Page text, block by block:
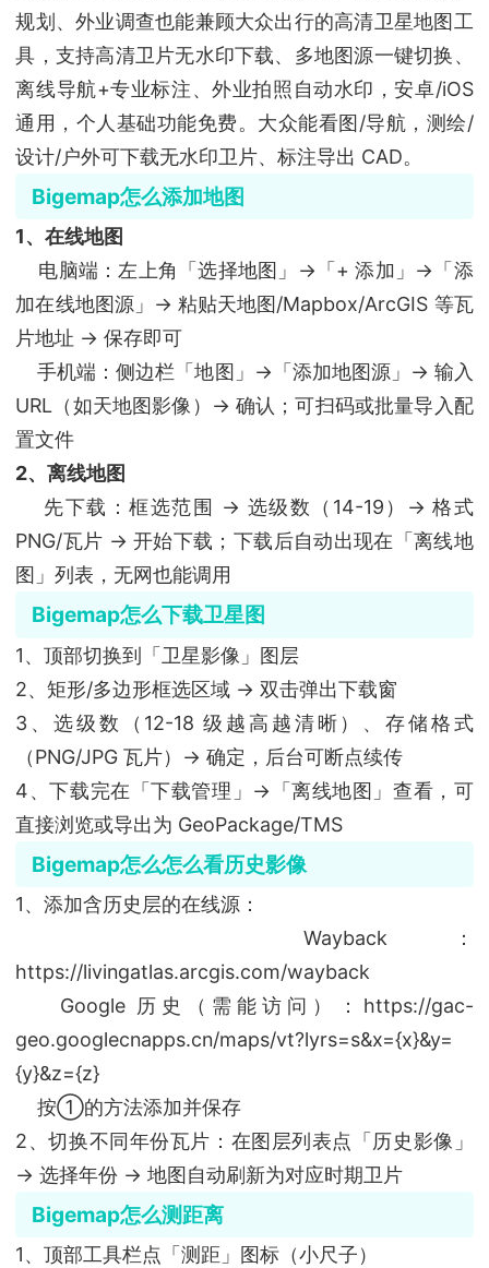
规划、外业调查也能兼顾大众出行的高清卫星地图工
具，支持高清卫片无水印下载、多地图源一键切换、
离线导航+专业标注、外业拍照自动水印，安卓/iOS
通用，个人基础功能免费。大众能看图/导航，测绘/
设计/户外可下载无水印卫片、标注导出 CAD。
Bigemap怎么添加地图
1、在线地图
电脑端：左上角「选择地图」→「+ 添加」→「添
加在线地图源」→ 粘贴天地图/Mapbox/ArcGIS 等瓦
片地址 → 保存即可
手机端：侧边栏「地图」→「添加地图源」→ 输入
URL（如天地图影像）→ 确认；可扫码或批量导入配
置文件
2、离线地图
先下载：框选范围 → 选级数（14-19）→ 格式
PNG/瓦片 → 开始下载；下载后自动出现在「离线地
图」列表，无网也能调用
Bigemap怎么下载卫星图
1、顶部切换到「卫星影像」图层
2、矩形/多边形框选区域 → 双击弹出下载窗
3、选级数（12-18 级越高越清晰）、存储格式
（PNG/JPG 瓦片）→ 确定，后台可断点续传
4、下载完在「下载管理」→「离线地图」查看，可
直接浏览或导出为 GeoPackage/TMS
Bigemap怎么怎么看历史影像
1、添加含历史层的在线源：
Wayback：
https://livingatlas.arcgis.com/wayback
Google 历史（需能访问）：https://gac-
geo.googlecnapps.cn/maps/vt?lyrs=s&x={x}&y=
{y}&z={z}
按①的方法添加并保存
2、切换不同年份瓦片：在图层列表点「历史影像」
→ 选择年份 → 地图自动刷新为对应时期卫片
Bigemap怎么测距离
1、顶部工具栏点「测距」图标（小尺子）